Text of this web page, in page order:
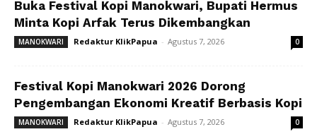
Buka Festival Kopi Manokwari, Bupati Hermus
Minta Kopi Arfak Terus Dikembangkan
MANOKWARI Redaktur KlikPapua - Agustus 7, 2026 0
Festival Kopi Manokwari 2026 Dorong
Pengembangan Ekonomi Kreatif Berbasis Kopi
MANOKWARI Redaktur KlikPapua - Agustus 7, 2026 0